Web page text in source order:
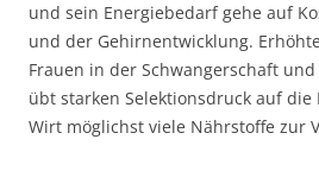
und sein Energiebedarf gehe auf
und der Gehirnentwicklung.
Frauen in der Schwangerschaft
übt starken Selektionsdruck auf
Wirt möglichst viele Nährstoffe zur